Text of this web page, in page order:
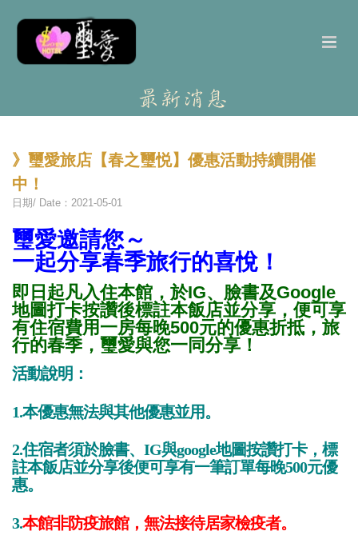
》璽愛旅店【春之璽悦】優惠活動持續開催
中！
日期/ Date：2021-05-01
璽愛邀請您～
一起分享春季旅行的喜悅！
即日起凡入住本館，於IG、臉書及Google
地圖打卡按讚後標註本飯店並分享，便可享
有住宿費用一房每晚500元的優惠折抵，旅
行的春季，璽愛與您一同分享！
活動說明：
1.本優惠無法與其他優惠並用。
2.住宿者須於臉書、IG與google地圖按讚打卡，標
註本飯店並分享後便可享有一筆訂單每晚500元優
惠。
3.本館非防疫旅館，無法接待居家檢疫者。